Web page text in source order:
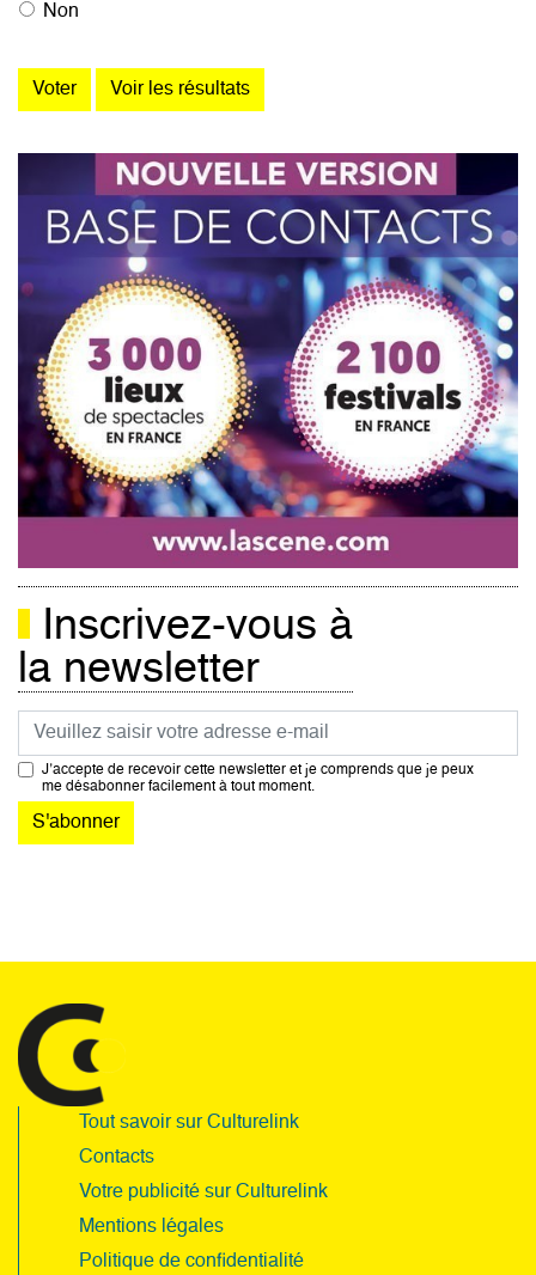
Non
Inscrivez-vous à
la newsletter
Courriel
J’accepte de recevoir cette newsletter et je comprends que je peux
me désabonner facilement à tout moment.
Tout savoir sur Culturelink
Contacts
Votre publicité sur Culturelink
Mentions légales
Politique de confidentialité